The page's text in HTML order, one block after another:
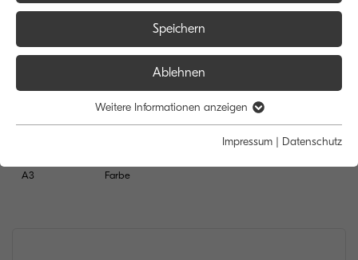
A3 Farbe
Speichern
Ablehnen
Weitere Informationen anzeigen
Impressum | Datenschutz